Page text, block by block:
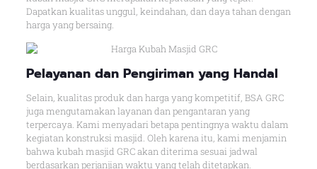
Dapatkan kualitas unggul, keindahan, dan daya tahan dengan
harga yang bersaing.
Pelayanan dan Pengiriman yang Handal
Selain, kualitas produk dan harga yang kompetitif, BSA GRC
juga mengutamakan layanan dan pengantaran yang
terpercaya. Kami menyadari betapa pentingnya waktu dalam
kegiatan konstruksi masjid. Oleh karena itu, kami menjamin
bahwa kubah masjid GRC akan diterima sesuai jadwal
berdasarkan perjanjian waktu yang telah ditetapkan.